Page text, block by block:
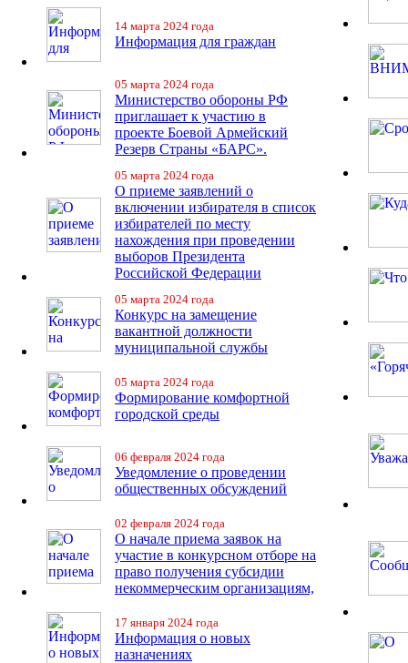
14 марта 2024 года
Информация для граждан
05 марта 2024 года
Министерство обороны РФ
приглашает к участию в
проекте Боевой Армейский
Резерв Страны «БАРС».
05 марта 2024 года
О приеме заявлений о
включении избирателя в список
избирателей по месту
нахождения при проведении
выборов Президента
Российской Федерации
05 марта 2024 года
Конкурс на замещение
вакантной должности
муниципальной службы
05 марта 2024 года
Формирование комфортной
городской среды
06 февраля 2024 года
Уведомление о проведении
общественных обсуждений
02 февраля 2024 года
О начале приема заявок на
участие в конкурсном отборе на
право получения субсидии
некоммерческим организациям,
17 января 2024 года
Информация о новых
назначениях